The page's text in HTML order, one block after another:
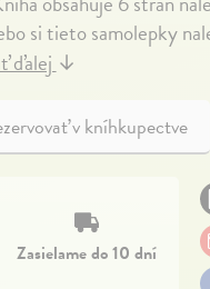
si tieto samolepky
ďalej↓
v kníhkupectve
Zasielame do 10 dní